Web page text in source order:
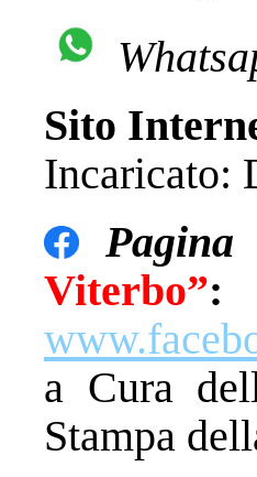
Sito
Incaricato:
Viterbo”:
a Cura
Stampa